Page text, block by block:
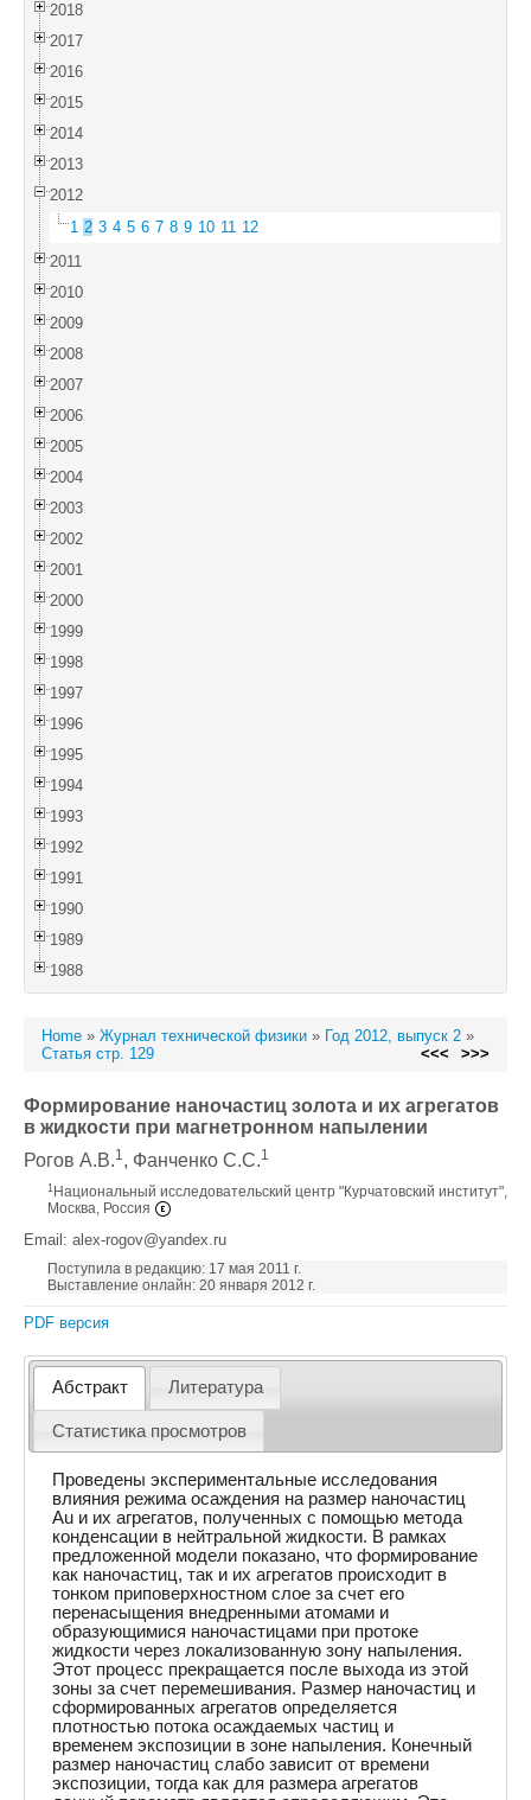
2018
2017
2016
2015
2014
2013
2012
1 2 3 4 5 6 7 8 9 10 11 12
2011
2010
2009
2008
2007
2006
2005
2004
2003
2002
2001
2000
1999
1998
1997
1996
1995
1994
1993
1992
1991
1990
1989
1988
Home » Журнал технической физики » Год 2012, выпуск 2 »
Статья стр. 129
<<< >>>
Формирование наночастиц золота и их агрегатов
в жидкости при магнетронном напылении
Рогов А.В.1, Фанченко С.С.1
1 Национальный исследовательский центр "Курчатовский институт",
Москва, Россия
Email: alex-rogov@yandex.ru
Поступила в редакцию: 17 мая 2011 г.
Выставление онлайн: 20 января 2012 г.
PDF версия
Абстракт Литература
Статистика просмотров
Проведены экспериментальные исследования
влияния режима осаждения на размер наночастиц
Au и их агрегатов, полученных с помощью метода
конденсации в нейтральной жидкости. В рамках
предложенной модели показано, что формирование
как наночастиц, так и их агрегатов происходит в
тонком приповерхностном слое за счет его
перенасыщения внедренными атомами и
образующимися наночастицами при протоке
жидкости через локализованную зону напыления.
Этот процесс прекращается после выхода из этой
зоны за счет перемешивания. Размер наночастиц и
сформированных агрегатов определяется
плотностью потока осаждаемых частиц и
временем экспозиции в зоне напыления. Конечный
размер наночастиц слабо зависит от времени
экспозиции, тогда как для размера агрегатов